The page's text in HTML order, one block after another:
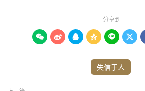
分享到
     
失信于人